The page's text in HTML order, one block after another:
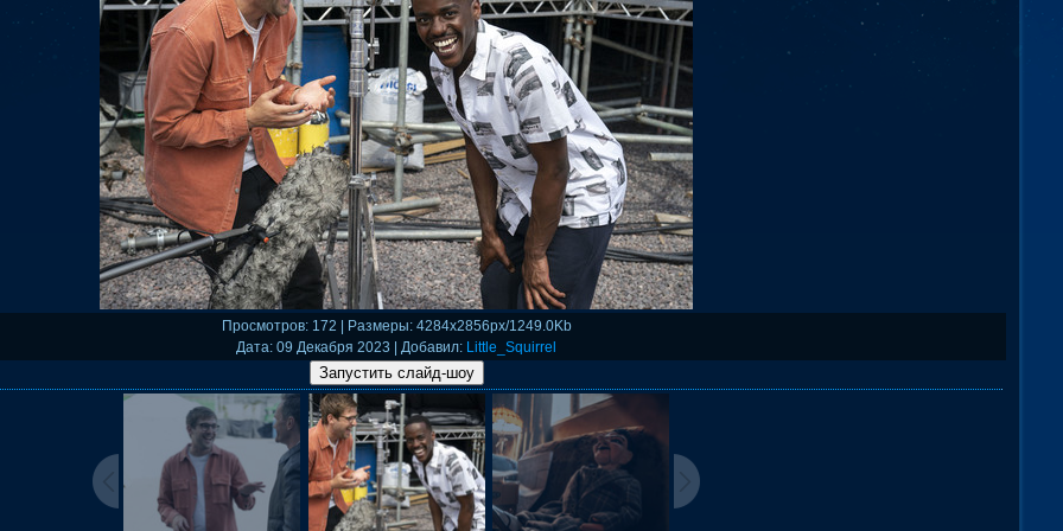
Просмотров: 172 | Размеры: 4284x2856px/1249.0Kb
Дата: 09 Декабря 2023 | Добавил: Little_Squirrel